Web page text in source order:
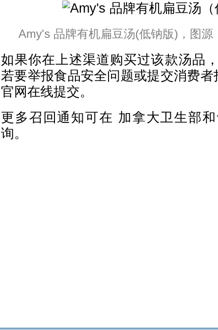
Amy's 品牌有机扁豆汤(低钠版)，图源
如果你在上述渠道购买过该款汤品
若要举报食品安全问题或提交消费
官网在线提交。
更多召回通知可在 加拿大卫生部
询。